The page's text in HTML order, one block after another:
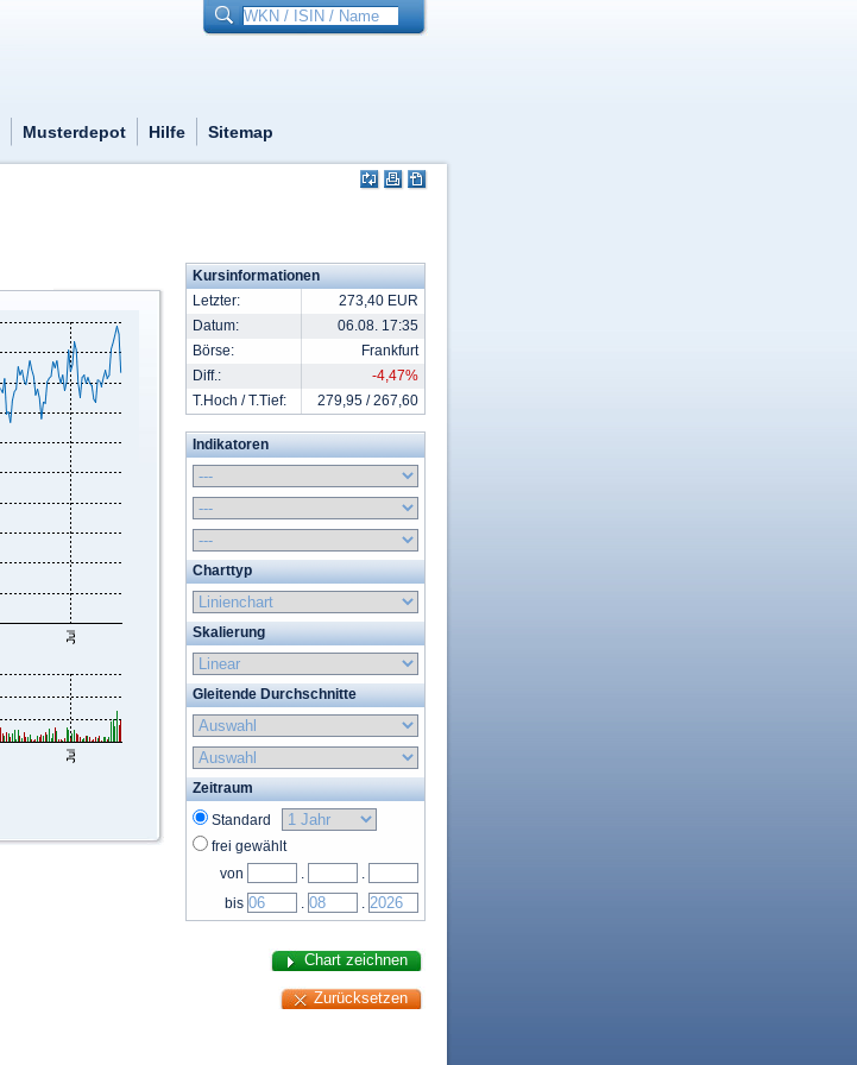
Musterdepot Hilfe Sitemap
Kursinformationen
Letzter:
273,40 EUR
Datum:
06.08. 17:35
Börse:
Frankfurt
Diff.:
-4,47%
T.Hoch / T.Tief:
279,95 / 267,60
Indikatoren
Charttyp
Skalierung
Gleitende Durchschnitte
Zeitraum
Standard
frei gewählt
von
.
.
bis
. .